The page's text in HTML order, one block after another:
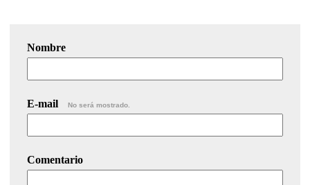
Nombre
E-mail No será mostrado.
Comentario